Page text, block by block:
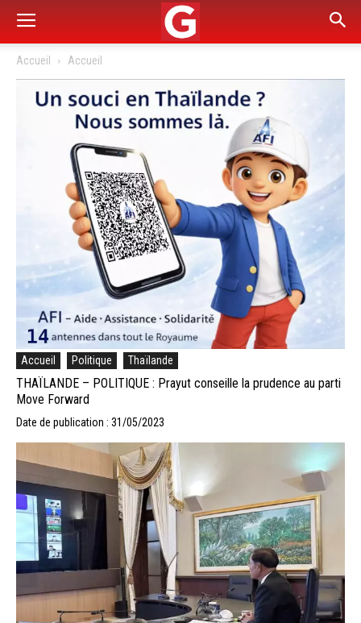
Accueil Accueil
Accueil Politique Thaïlande
THAÏLANDE – POLITIQUE : Prayut conseille la prudence au parti
Move Forward
Date de publication : 31/05/2023